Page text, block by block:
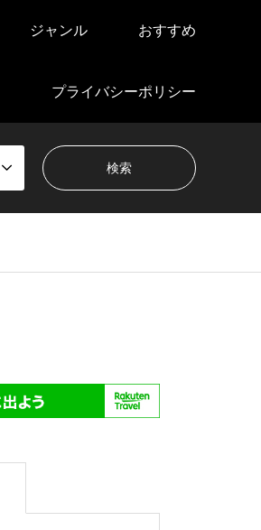
ジャンル おすすめ
プライバシーポリシー